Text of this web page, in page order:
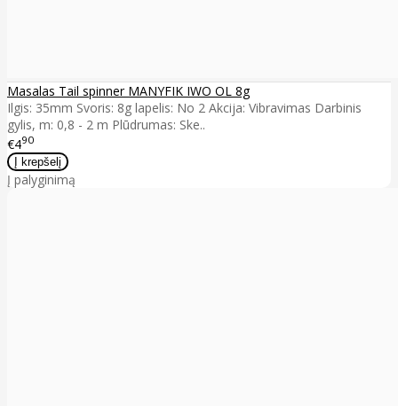
Masalas Tail spinner MANYFIK IWO OL 8g
Ilgis: 35mm Svoris: 8g lapelis: No 2 Akcija: Vibravimas Darbinis
gylis, m: 0,8 - 2 m Plūdrumas: Ske..
€490
Į palyginimą